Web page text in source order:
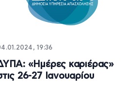
19:36
«Ημέρες καριέρας»
26-27 Ιανουαρίου